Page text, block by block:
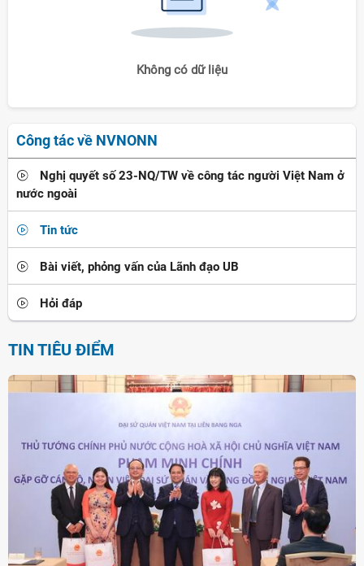
Không có dữ liệu
Công tác về NVNONN
Nghị quyết số 23-NQ/TW về công tác người Việt Nam ở
nước ngoài
Tin tức
Bài viết, phỏng vấn của Lãnh đạo UB
Hỏi đáp
TIN TIÊU ĐIỂM